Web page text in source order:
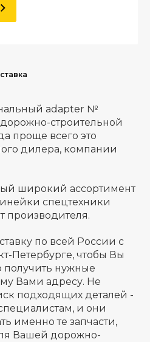
adapter №
строительной
проще всего это
дилера, компании
широкий ассортимент
спецтехники
производителя.
по всей России с
Петербурге, чтобы Вы
получить нужные
Вами адресу. Не
подходящих деталей -
и они
именно те запчасти,
Вашей дорожно-